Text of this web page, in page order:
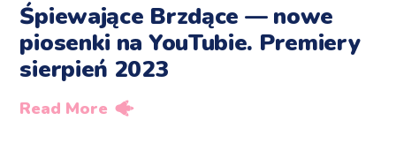
Śpiewające Brzdące — nowe
piosenki na YouTubie. Premiery
sierpień 2023
Read More